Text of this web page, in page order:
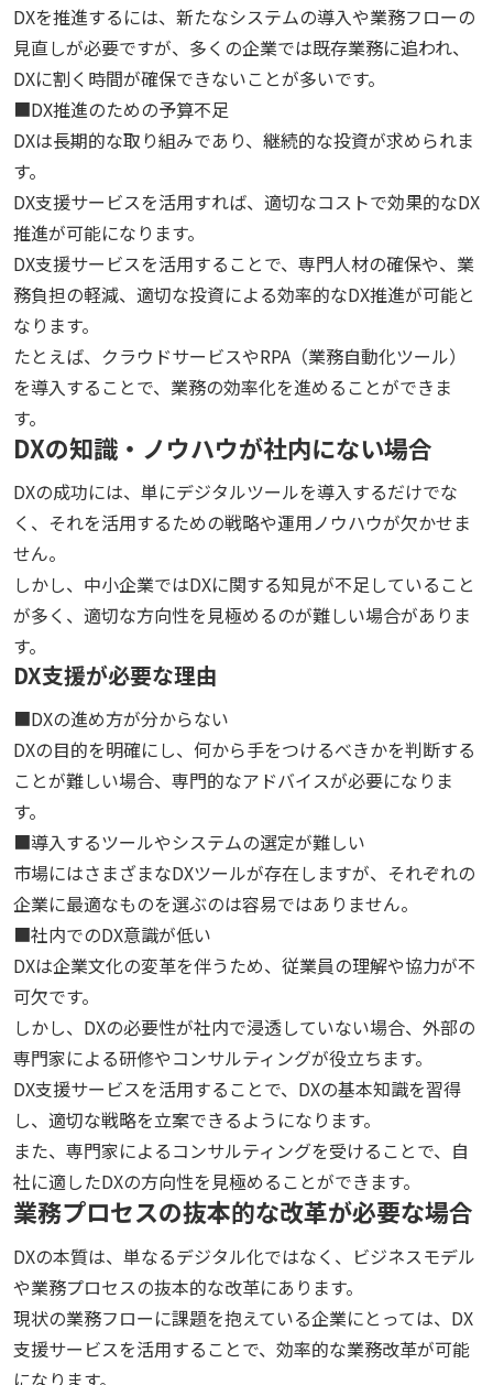
DXを推進するには、新たなシステムの導入や業務フローの
見直しが必要ですが、多くの企業では既存業務に追われ、
DXに割く時間が確保できないことが多いです。
■DX推進のための予算不足
DXは長期的な取り組みであり、継続的な投資が求められま
す。
DX支援サービスを活用すれば、適切なコストで効果的なDX
推進が可能になります。
DX支援サービスを活用することで、専門人材の確保や、業
務負担の軽減、適切な投資による効率的なDX推進が可能と
なります。
たとえば、クラウドサービスやRPA（業務自動化ツール）
を導入することで、業務の効率化を進めることができま
す。
DXの知識・ノウハウが社内にない場合
DXの成功には、単にデジタルツールを導入するだけでな
く、それを活用するための戦略や運用ノウハウが欠かせま
せん。
しかし、中小企業ではDXに関する知見が不足していること
が多く、適切な方向性を見極めるのが難しい場合がありま
す。
DX支援が必要な理由
■DXの進め方が分からない
DXの目的を明確にし、何から手をつけるべきかを判断する
ことが難しい場合、専門的なアドバイスが必要になりま
す。
■導入するツールやシステムの選定が難しい
市場にはさまざまなDXツールが存在しますが、それぞれの
企業に最適なものを選ぶのは容易ではありません。
■社内でのDX意識が低い
DXは企業文化の変革を伴うため、従業員の理解や協力が不
可欠です。
しかし、DXの必要性が社内で浸透していない場合、外部の
専門家による研修やコンサルティングが役立ちます。
DX支援サービスを活用することで、DXの基本知識を習得
し、適切な戦略を立案できるようになります。
また、専門家によるコンサルティングを受けることで、自
社に適したDXの方向性を見極めることができます。
業務プロセスの抜本的な改革が必要な場合
DXの本質は、単なるデジタル化ではなく、ビジネスモデル
や業務プロセスの抜本的な改革にあります。
現状の業務フローに課題を抱えている企業にとっては、DX
支援サービスを活用することで、効率的な業務改革が可能
になります。